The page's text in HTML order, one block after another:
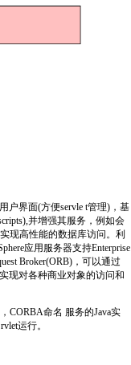
户界面(方便servle t管理)，基
并增强其服务，例如会
现高性能的数据库访问。利
应用服务器支持Enterprise
Broker(ORB)，可以通过
现对各种商业对象的访问和
CORBA命名 服务的Java实
运行。